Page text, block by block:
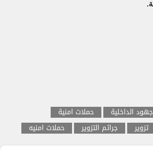
جهود الداخلية
حملات امنية
تزوير جرائم التزوير حملات امنيه